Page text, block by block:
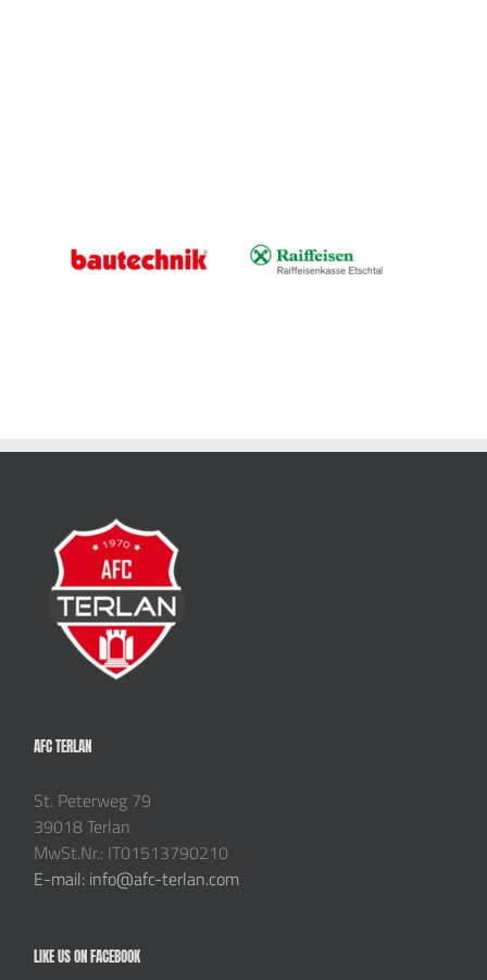
AFC TERLAN
St. Peterweg 79
39018 Terlan
MwSt.Nr.: IT01513790210
E-mail: info@afc-terlan.com
LIKE US ON FACEBOOK